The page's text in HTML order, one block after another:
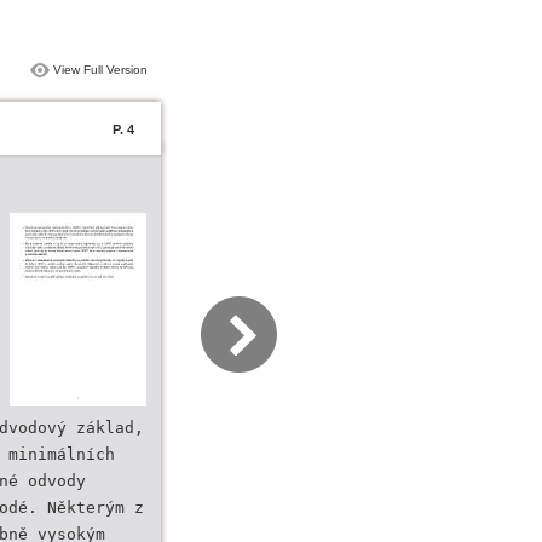
View Full Version
P. 4
základ,
odvody
Některým z
vysokým